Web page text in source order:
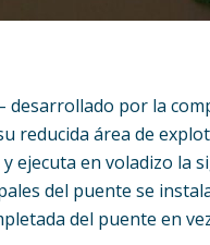
desarrollado por la
reducida área de
ejecuta en voladizo
del puente se
del puente en